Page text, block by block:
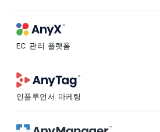
EC 관리 플랫폼
인플루언서 마케팅